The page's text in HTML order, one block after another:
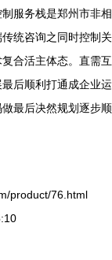
服务栈是郑州市非相
统咨询之同时控制关
合活主体态。直需互
后顺利打通成企业运
最后决然规划逐步顺
product/76.html